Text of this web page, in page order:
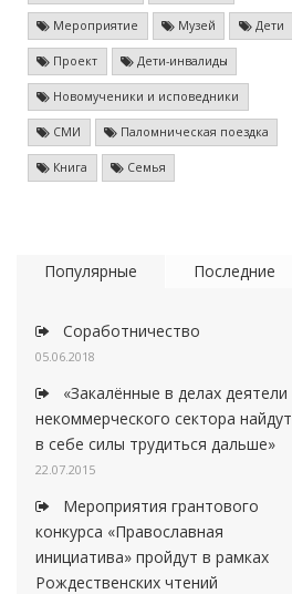
Мероприятие Музей Дети
Проект Дети-инвалиды
Новомученики и исповедники
СМИ Паломническая поездка
Книга Семья
Популярные Последние
Соработничество
05.06.2018
«Закалённые в делах деятели
некоммерческого сектора найдут
в себе силы трудиться дальше»
22.07.2015
Мероприятия грантового
конкурса «Православная
инициатива» пройдут в рамках
Рождественских чтений